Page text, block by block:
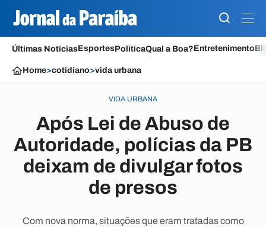
Últimas NotíciasEsportesPolíticaQual a Boa?Entretenimento
Home>cotidiano>vida urbana
VIDA URBANA
Após Lei de Abuso de
Autoridade, polícias da PB
deixam de divulgar fotos
de presos
Com nova norma, situações que eram tratadas como